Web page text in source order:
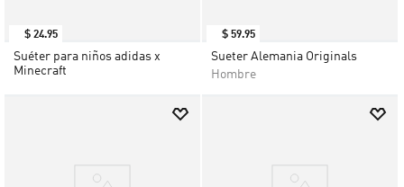
$ 24.95
Suéter para niños adidas x
Minecraft
$ 59.95
Sueter Alemania Originals
Hombre